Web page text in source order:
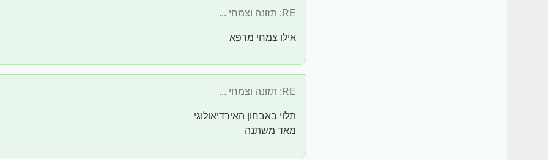
RE: תזונה וצמחי ...
אילו צמחי מרפא
RE: תזונה וצמחי ...
תלוי באבחון האירדיאולוגי
מאד משתנה